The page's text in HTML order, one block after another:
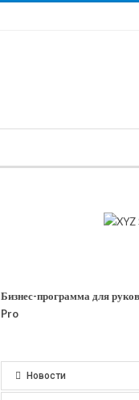
Бизнес-программа для
Pro
Новости